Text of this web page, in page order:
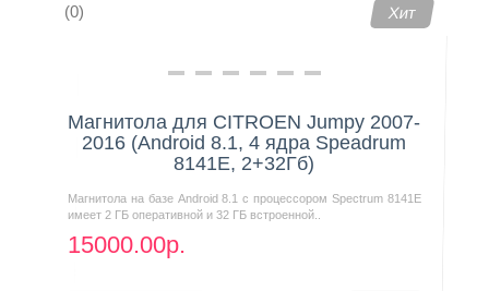
(0) Хит
Магнитола для CITROEN Jumpy 2007-
2016 (Android 8.1, 4 ядра Speadrum
8141E, 2+32Гб)
Магнитола на базе Android 8.1 с процессором Spectrum 8141E
имеет 2 ГБ оперативной и 32 ГБ встроенной..
15000.00р.